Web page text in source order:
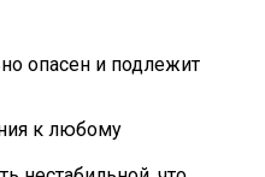
опасен и подлежит
к любому